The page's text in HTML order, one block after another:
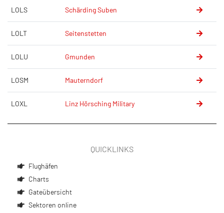
QUICKLINKS
Flughäfen
Charts
Gateübersicht
Sektoren online
LOLS Schärding Suben
LOLT Seitenstetten
LOLU Gmunden
LOSM Mauterndorf
LOXL Linz Hörsching Military